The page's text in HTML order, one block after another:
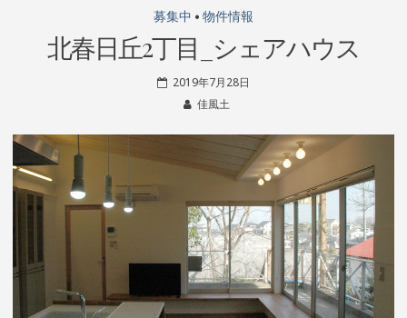
募集中 • 物件情報
北春日丘2丁目_シェアハウス
2019年7月28日
佳風土